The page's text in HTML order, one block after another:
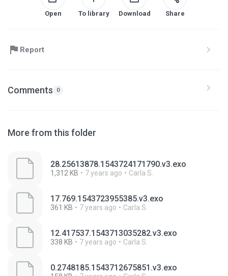
Open To library Download Share
Report
Comments 0
More from this folder
28.25613878.1543724171790.v3.exo
1,312 KB 7 years ago Carla S.
17.769.1543723955385.v3.exo
361 KB 7 years ago Carla S.
12.417537.1543713035282.v3.exo
338 KB 7 years ago Carla S.
0.2748185.1543712675851.v3.exo